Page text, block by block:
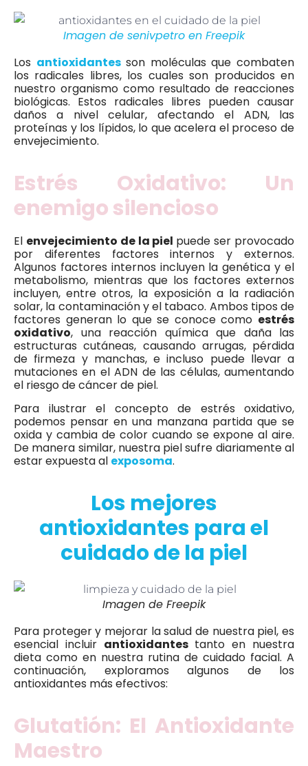
Imagen de senivpetro en Freepik
Los antioxidantesson moléculas que combaten
los radicales libres, los cuales son producidos en
nuestro organismo como resultado de reacciones
biológicas. Estos radicales libres pueden causar
daños a nivel celular, afectando el ADN, las
proteínas y los lípidos, lo que acelera el proceso de
envejecimiento.
Estrés Oxidativo: Un
enemigo silencioso
El envejecimiento de la piel puede ser provocado
por diferentes factores internos y externos.
Algunos factores internos incluyen la genética y el
metabolismo, mientras que los factores externos
incluyen, entre otros, la exposición a la radiación
solar, la contaminación y el tabaco. Ambos tipos de
factores generan lo que se conoce como estrés
oxidativo, una reacción química que daña las
estructuras cutáneas, causando arrugas, pérdida
de firmeza y manchas, e incluso puede llevar a
mutaciones en el ADN de las células, aumentando
el riesgo de cáncer de piel.
Para ilustrar el concepto de estrés oxidativo,
podemos pensar en una manzana partida que se
oxida y cambia de color cuando se expone al aire.
De manera similar, nuestra piel sufre diariamente al
estar expuesta al exposoma.
Los mejores
antioxidantes para el
cuidado de la piel
Imagen de Freepik
Para proteger y mejorar la salud de nuestra piel, es
esencial incluir antioxidantestanto en nuestra
dieta como en nuestra rutina de cuidado facial. A
continuación, exploramos algunos de los
antioxidantes más efectivos:
Glutatión: El Antioxidante
Maestro